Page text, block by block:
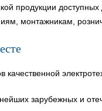
продукции
монтажникам,
зарубежных и